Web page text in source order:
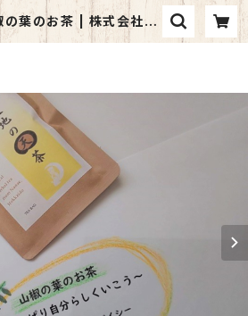
の葉のお茶 | 株式会社Gr
een樹